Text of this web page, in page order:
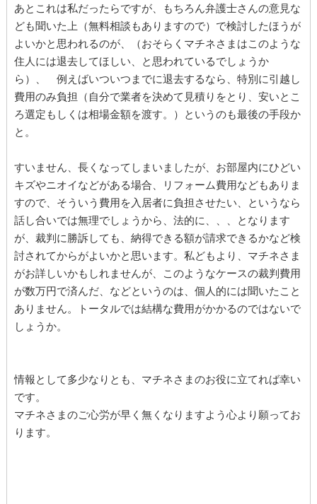
あとこれは私だったらですが、もちろん弁護士さんの意見な
ども聞いた上（無料相談もありますので）で検討したほうが
よいかと思われるのが、（おそらくマチネさまはこのような
住人には退去してほしい、と思われているでしょうか
ら）、 例えばいついつまでに退去するなら、特別に引越し
費用のみ負担（自分で業者を決めて見積りをとり、安いとこ
ろ選定もしくは相場金額を渡す。）というのも最後の手段か
と。
すいません、長くなってしまいましたが、お部屋内にひどい
キズやニオイなどがある場合、リフォーム費用などもありま
すので、そういう費用を入居者に負担させたい、というなら
話し合いでは無理でしょうから、法的に、、、となります
が、裁判に勝訴しても、納得できる額が請求できるかなど検
討されてからがよいかと思います。私どもより、マチネさま
がお詳しいかもしれませんが、このようなケースの裁判費用
が数万円で済んだ、などというのは、個人的には聞いたこと
ありません。トータルでは結構な費用がかかるのではないで
しょうか。
情報として多少なりとも、マチネさまのお役に立てれば幸い
です。
マチネさまのご心労が早く無くなりますよう心より願ってお
ります。